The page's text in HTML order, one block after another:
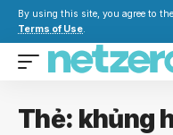
By using this site, you agree to the
Terms of Use.
Thẻ: khủng